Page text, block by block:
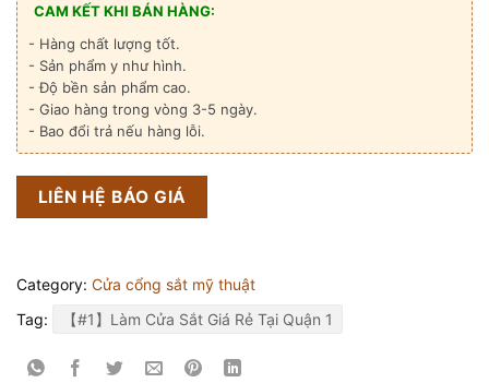
CAM KẾT KHI BÁN HÀNG:
- Hàng chất lượng tốt.
- Sản phẩm y như hình.
- Độ bền sản phẩm cao.
- Giao hàng trong vòng 3-5 ngày.
- Bao đổi trả nếu hàng lỗi.
LIÊN HỆ BÁO GIÁ
Category: Cửa cổng sắt mỹ thuật
Tag:
【#1】Làm Cửa Sắt Giá Rẻ Tại Quận 1